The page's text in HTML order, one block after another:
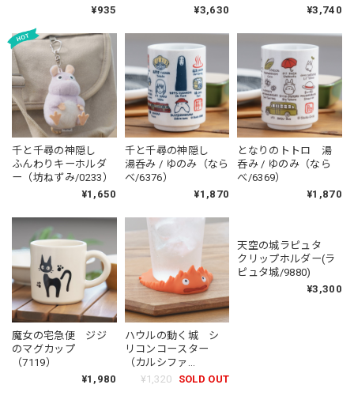
¥935
¥3,630 ¥3,740
千と千尋の神隠し
ふんわりキーホルダ
ー（坊ねずみ/0233）
¥1,650
千と千尋の神隠し
湯呑み / ゆのみ（なら
べ/6376）
¥1,870
となりのトトロ 湯
呑み / ゆのみ（なら
べ/6369）
¥1,870
魔女の宅急便 ジジ
のマグカップ
（7119）
¥1,980
ハウルの動く城 シ
リコンコースター
（カルシファ
ー/3979）
¥1,320 SOLD OUT